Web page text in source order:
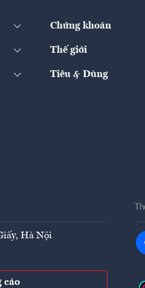
Chứng khoán
Thế giới
Tiêu & Dùng
Hà Nội
cáo